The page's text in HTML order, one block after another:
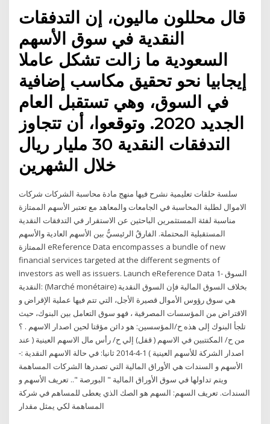
قال محللون ماليون، إن التدفقات
النقدية في سوق الأسهم
السعودية ما زالت تشكل عاملا
إيجابيا نحو تحقيق مكاسب إضافية
في السوق، وهي تستقبل العام
الجديد 2020. وتوقعوا، أن تتجاوز
التدفقات النقدية 30 مليار ريال
خلال الشهرين
سلسة حلقات تعليمية نشرح فيها منهج مادة محاسبة الشركات شركات
الاموال لطلبة المحاسبة في الجامعات والمعاهد مع تعتبر الأسهم الممتازة
مناسبة لفئة المستثمرين الباحثين عن الاستقرار في التدفقات النقدية
المستقبلية المحتملة. الفارقُ الرئيسيُّ بين الأسهم العادية والأسهم
الممتازة eReference Data encompasses a bundle of new
financial services targeted at the different segments of
investors as well as issuers. Launch eReference Data 1- السوق
النقدية: (Marché monétaire) بخلاف السوق المالية فإن السوق النقدية
هي سوق رؤوس الأموال قصيرة الأجل، التي تتم فيها عملية الإقراض و
الاقتراض من المؤسسات المصرفية ، فهو سوق التعامل بين البنوك، حيث
تلجأ البنوك إلى هذه ح/المؤسسين: هو دائن مؤقتا لحين اصدار الاسهم . ؟
من ح/ المكتتبين في الاسهم ( قفل) إلي ح/ رأس مال الاسهم العينية ( عند
اصدار الشركة للأسهم العينية ) 1-4-2014 ثانيا: في حالة الاسهم النقدية :-
الأسهم و السندات هي الأوراق المالية التي تصدرها الشركات المساهمة
ويتم تداولها في سوق الأوراق المالية " البورصة ".. تعريف الأسهم و
السندات. تعريف السهم: السهم هو الصك الذي يعطى للمساهم في شركة
المساهمة لكي يمثل مقدار